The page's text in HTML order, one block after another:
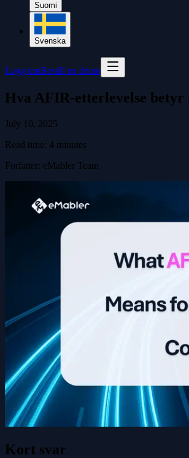
Suomi
Svenska
Logg innBestill en demo
Hva AFIR-etterlevelse
July 10, 2025
Read time: 4 minutes
Forfatter: eMabler Team
Kort svar